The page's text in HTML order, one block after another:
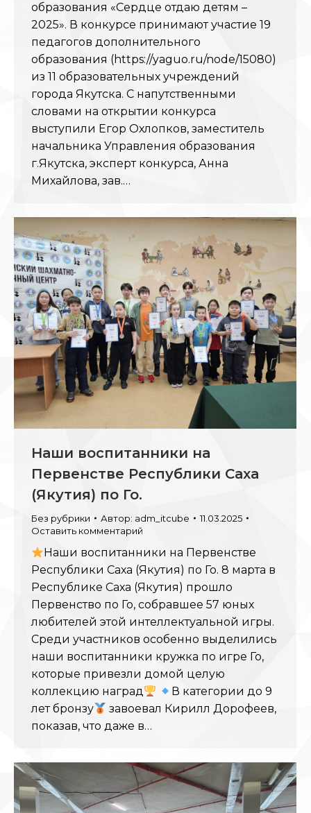
образования «Сердце отдаю детям –
2025». В конкурсе принимают участие 19
педагогов дополнительного
образования (https://yaguo.ru/node/15080)
из 11 образовательных учреждений
города Якутска. С напутственными
словами на открытии конкурса
выступили Егор Охлопков, заместитель
начальника Управления образования
г.Якутска, эксперт конкурса, Анна
Михайлова, зав.…
Наши воспитанники на
Первенстве Республики Саха
(Якутия) по Го.
Без рубрики Автор: adm_itcube
11.03.2025
Оставить комментарий
Наши воспитанники на Первенстве
Республики Саха (Якутия) по Го. 8 марта в
Республике Саха (Якутия) прошло
Первенство по Го, собравшее 57 юных
любителей этой интеллектуальной игры.
Среди участников особенно выделились
наши воспитанники кружка по игре Го,
которые привезли домой целую
коллекцию наград
В категории до 9
лет бронзу
завоевал Кирилл Дорофеев,
показав, что даже в…